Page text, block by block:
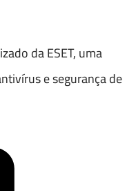
da ESET, uma
e segurança de